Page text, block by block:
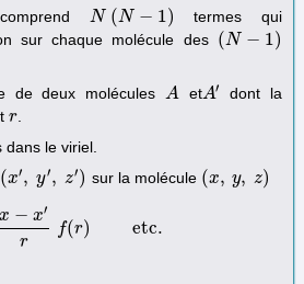
N (N − 1)
N N−1 )
termes qui
sur chaque molécule des (N − 1)
(N− 1)
de deux molécules A
A etA′
A′
dont la
r
r .
dans le viriel.
(x′, y′, z′)
(x′, y , z′ sur la molécule (x, y, z)
(x, y , z
x − x′
r
f(r) etc.
X=x−x′ f(r) etc.